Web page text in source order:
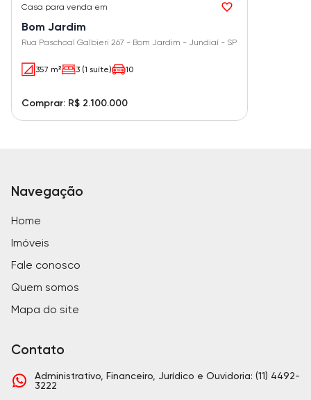
Casa para venda em
Bom Jardim
Rua Paschoal Galbieri 267 - Bom Jardim - Jundiaí - SP
357 m² 3 (1 suíte) 10
Comprar: R$ 2.100.000
Navegação
Home
Imóveis
Fale conosco
Quem somos
Mapa do site
Contato
Administrativo, Financeiro, Jurídico e Ouvidoria: (11) 4492-
3222